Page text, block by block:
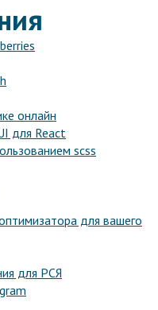
онлайн
для React
scss
для вашего
для РСЯ